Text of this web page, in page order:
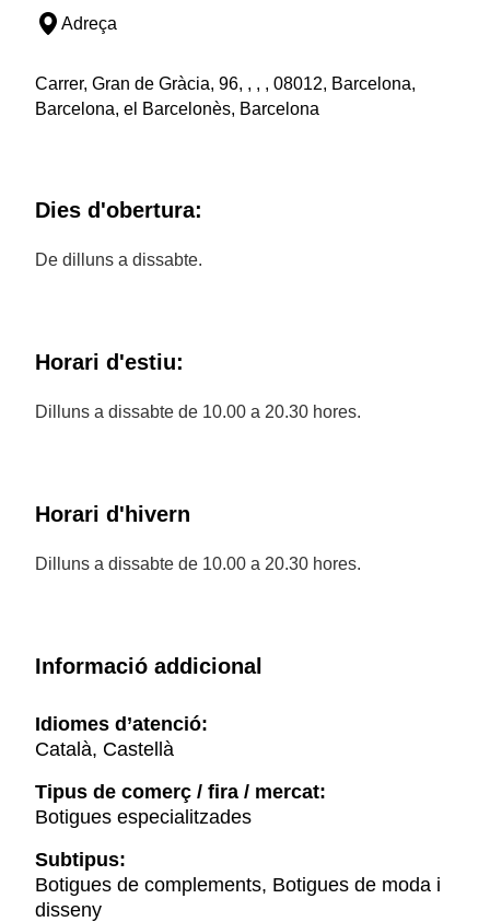
Adreça
Carrer, Gran de Gràcia, 96, , , , 08012, Barcelona,
Barcelona, el Barcelonès, Barcelona
Dies d'obertura:
De dilluns a dissabte.
Horari d'estiu:
Dilluns a dissabte de 10.00 a 20.30 hores.
Horari d'hivern
Dilluns a dissabte de 10.00 a 20.30 hores.
Informació addicional
Idiomes d’atenció:
Català, Castellà
Tipus de comerç / fira / mercat:
Botigues especialitzades
Subtipus:
Botigues de complements, Botigues de moda i
disseny